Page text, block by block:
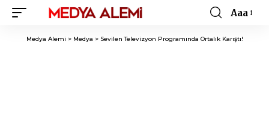
Font
Resizer
Aaa
Medya Alemi > Medya > Sevilen Televizyon Programında Ortalık Karıştı!